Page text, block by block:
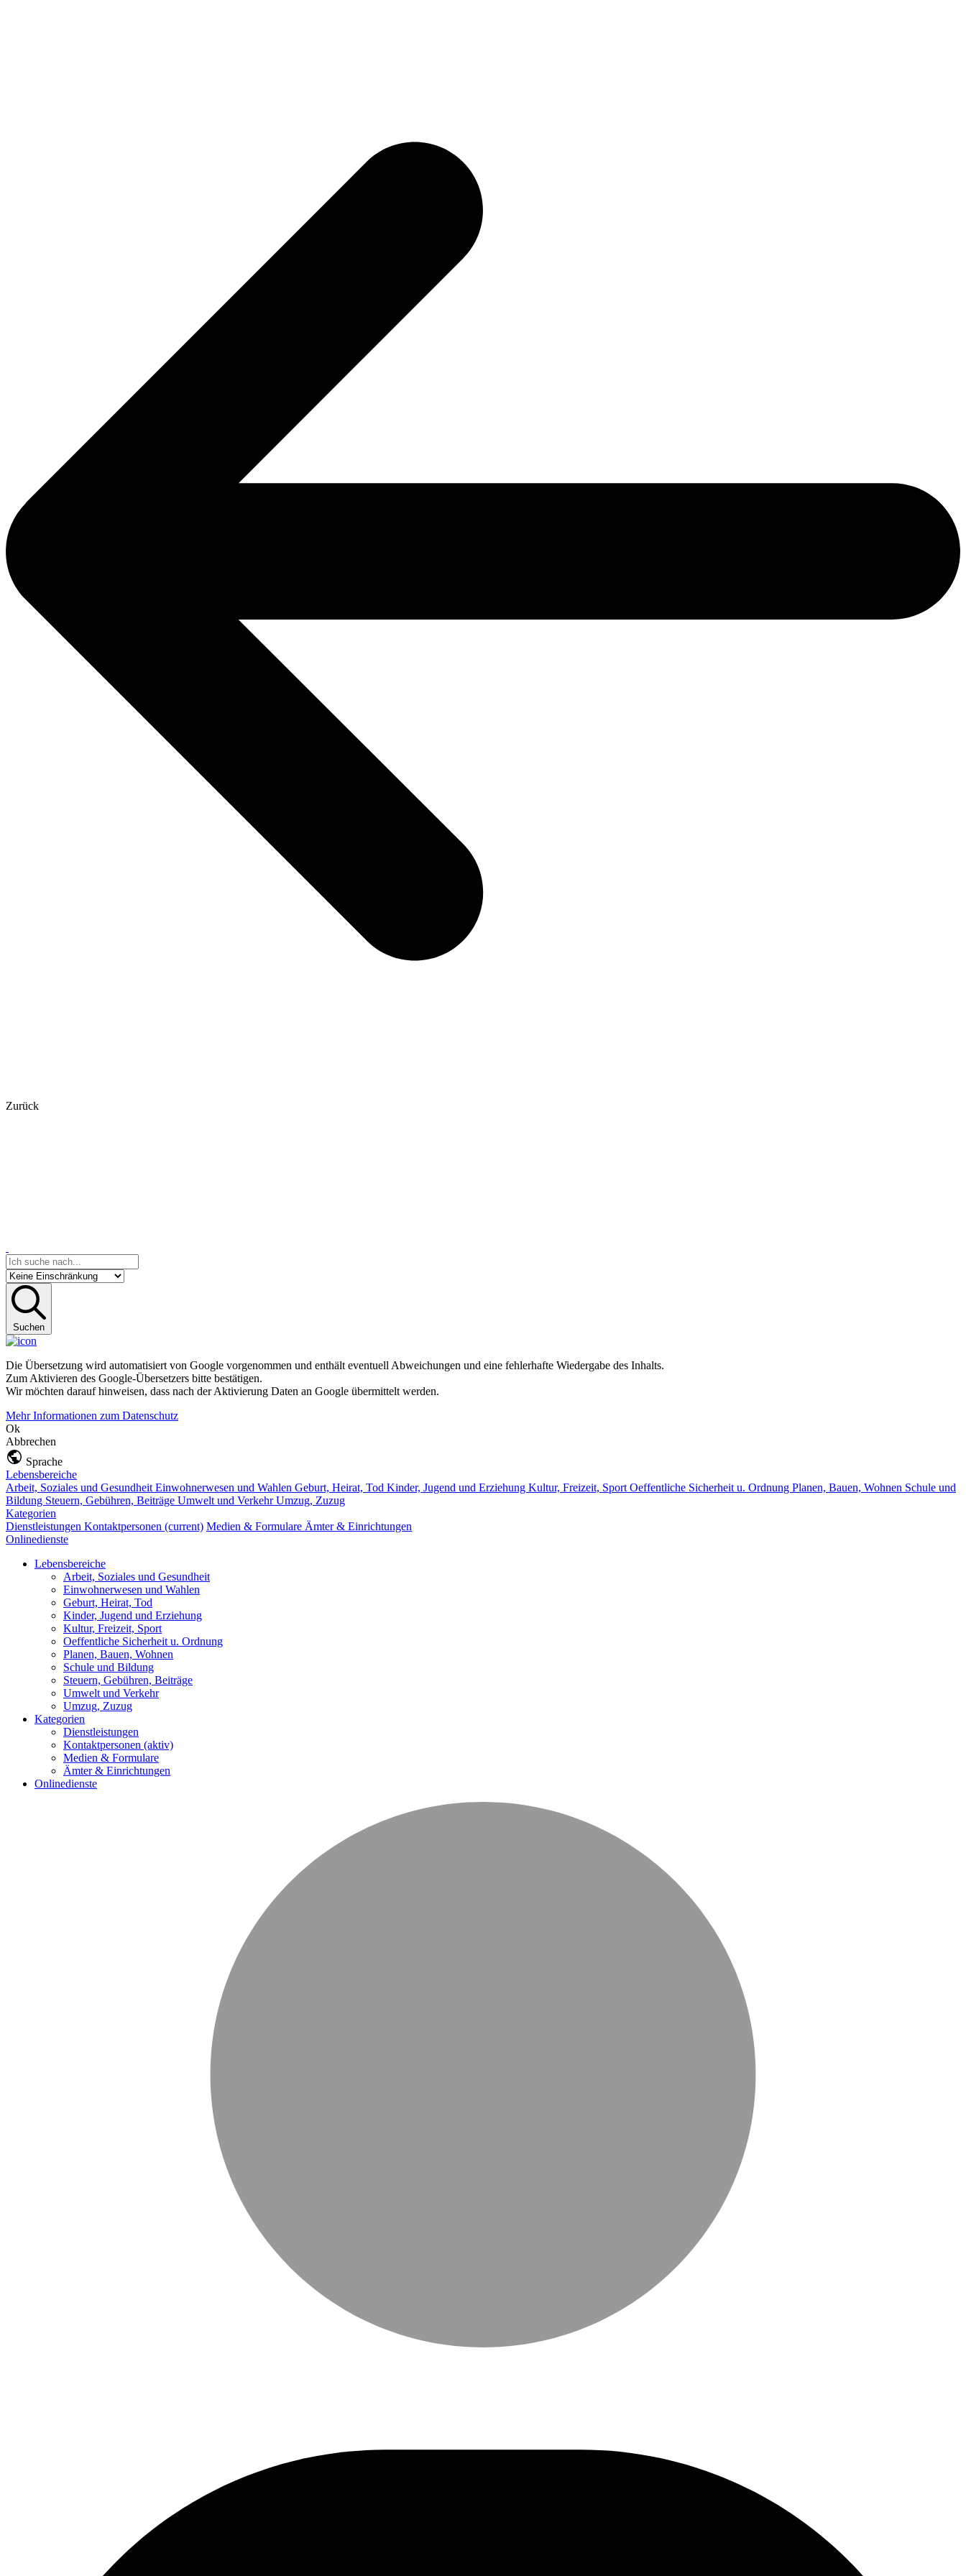
Zurück
Suchen
Die Übersetzung wird automatisiert von Google vorgenommen und enthält eventuell Abweichungen und eine fehlerhafte Wiedergabe des Inhalts.
Zum Aktivieren des Google-Übersetzers bitte bestätigen.
Wir möchten darauf hinweisen, dass nach der Aktivierung Daten an Google übermittelt werden.
Mehr Informationen zum Datenschutz
Ok
Abbrechen
Sprache
Lebensbereiche
Arbeit, Soziales und Gesundheit Einwohnerwesen und Wahlen Geburt, Heirat, Tod Kinder, Jugend und Erziehung Kultur, Freizeit, Sport Oeffentliche Sicherheit u. Ordnung Planen, Bauen, Wohnen Schule und
Bildung Steuern, Gebühren, Beiträge Umwelt und VerkehrUmzug, Zuzug
Kategorien
Dienstleistungen Kontaktpersonen (current) Medien & Formulare Ämter & Einrichtungen
Onlinedienste
Lebensbereiche
Arbeit, Soziales und Gesundheit
Einwohnerwesen und Wahlen
Geburt, Heirat, Tod
Kinder, Jugend und Erziehung
Kultur, Freizeit, Sport
Oeffentliche Sicherheit u. Ordnung
Planen, Bauen, Wohnen
Schule und Bildung
Steuern, Gebühren, Beiträge
Umwelt und Verkehr
Umzug, Zuzug
Kategorien
Dienstleistungen
Kontaktpersonen (aktiv)
Medien & Formulare
Ämter & Einrichtungen
Onlinedienste